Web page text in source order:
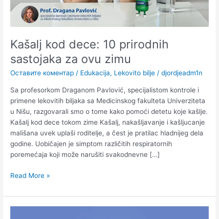
Kašalj kod dece: 10 prirodnih
sastojaka za ovu zimu
Оставите коментар / Edukacija, Lekovito bilje /djordjeadm1n
Sa profesorkom Draganom Pavlović, specijalistom kontrole i
primene lekovitih biljaka sa Medicinskog fakulteta Univerziteta
u Nišu, razgovarali smo o tome kako pomoći detetu koje kašlje.
Kašalj kod dece tokom zime Kašalj, nakašljavanje i kašljucanje
mališana uvek uplaši roditelje, a čest je pratilac hladnijeg dela
godine. Uobičajen je simptom različitih respiratornih
poremećaja koji može narušiti svakodnevne […]
Read More »